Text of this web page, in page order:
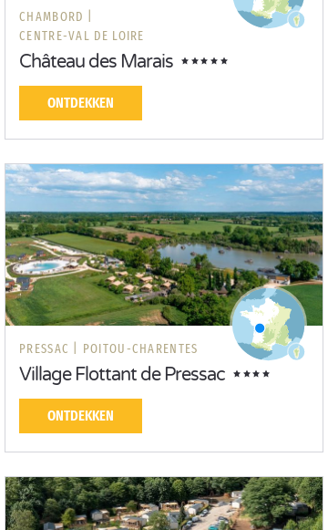
CHAMBORD |
CENTRE-VAL DE LOIRE
Château des Marais
ONTDEKKEN
PRESSAC | POITOU-CHARENTES
Village Flottant de Pressac
ONTDEKKEN